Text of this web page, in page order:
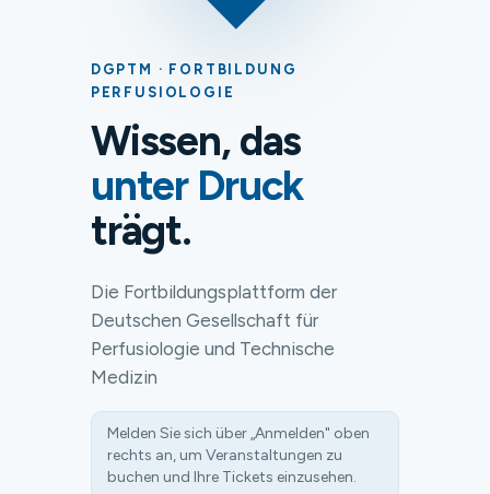
DGPTM · FORTBILDUNG
PERFUSIOLOGIE
Wissen, das
unter Druck
trägt.
Die Fortbildungsplattform der
Deutschen Gesellschaft für
Perfusiologie und Technische
Medizin
Melden Sie sich über „Anmelden" oben
rechts an, um Veranstaltungen zu
buchen und Ihre Tickets einzusehen.